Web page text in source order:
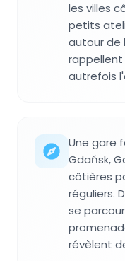
les villes
petits
autour de
autrefois
Une gare
Gdańsk,
côtières
réguliers.
se
révèlent